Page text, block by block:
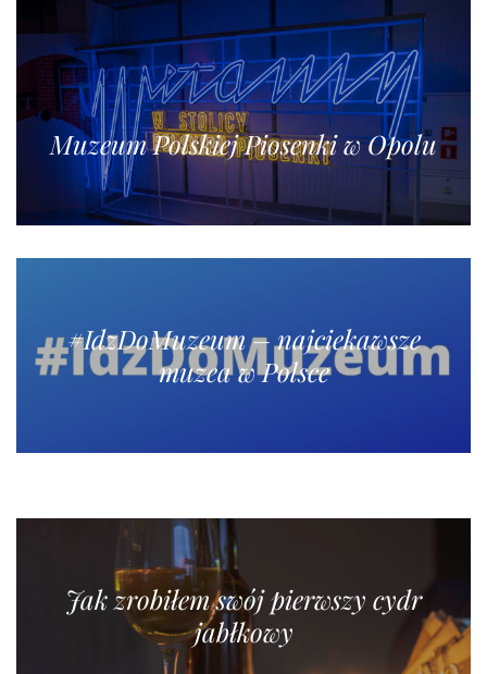
Muzeum Polskiej Piosenki w Opolu
#IdzDoMuzeum – najciekawsze
muzea w Polsce
Jak zrobiłem swój pierwszy cydr
jabłkowy